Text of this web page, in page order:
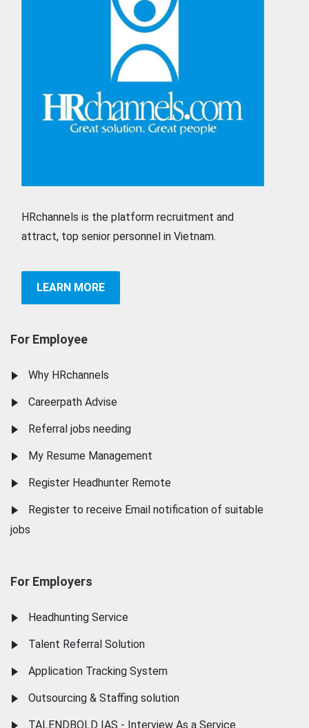
HRchannels is the platform recruitment and
attract, top senior personnel in Vietnam.
LEARN MORE
For Employee
Why HRchannels
Careerpath Advise
Referral jobs needing
My Resume Management
Register Headhunter Remote
Register to receive Email notification of suitable
jobs
For Employers
Headhunting Service
Talent Referral Solution
Application Tracking System
Outsourcing & Staffing solution
TALENDBOLD IAS - Interview As a Service